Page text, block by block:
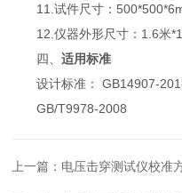
11.试件尺寸：
12.仪器外形尺寸：1.6米
四、适用标准
设计标准： GB14907-2018
GB/T9978-2008
上一篇： 电压击穿测试仪校准